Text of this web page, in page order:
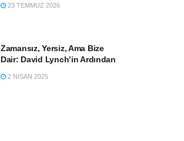
23 TEMMUZ 2026
Zamansız, Yersiz, Ama Bize
Dair: David Lynch’in Ardından
2 NISAN 2025